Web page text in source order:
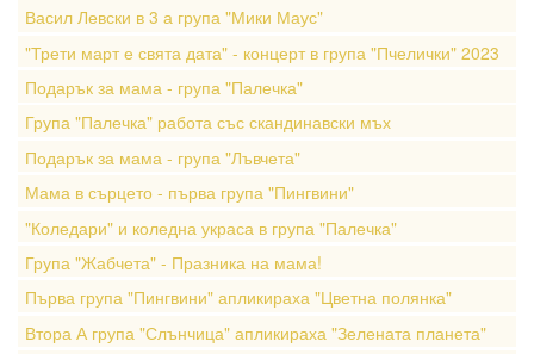
Васил Левски в 3 а група "Мики Маус"
"Трети март е свята дата" - концерт в група "Пчелички" 2023
Подарък за мама - група "Палечка"
Група "Палечка" работа със скандинавски мъх
Подарък за мама - група "Лъвчета"
Мама в сърцето - първа група "Пингвини"
"Коледари" и коледна украса в група "Палечка"
Група "Жабчета" - Празника на мама!
Първа група "Пингвини" апликираха "Цветна полянка"
Втора А група "Слънчица" апликираха "Зелената планета"